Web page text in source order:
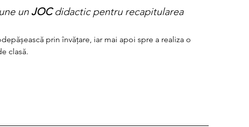
un JOC didactic pentru recapitularea
prin învățare, iar mai apoi spre a realiza o
clasă.